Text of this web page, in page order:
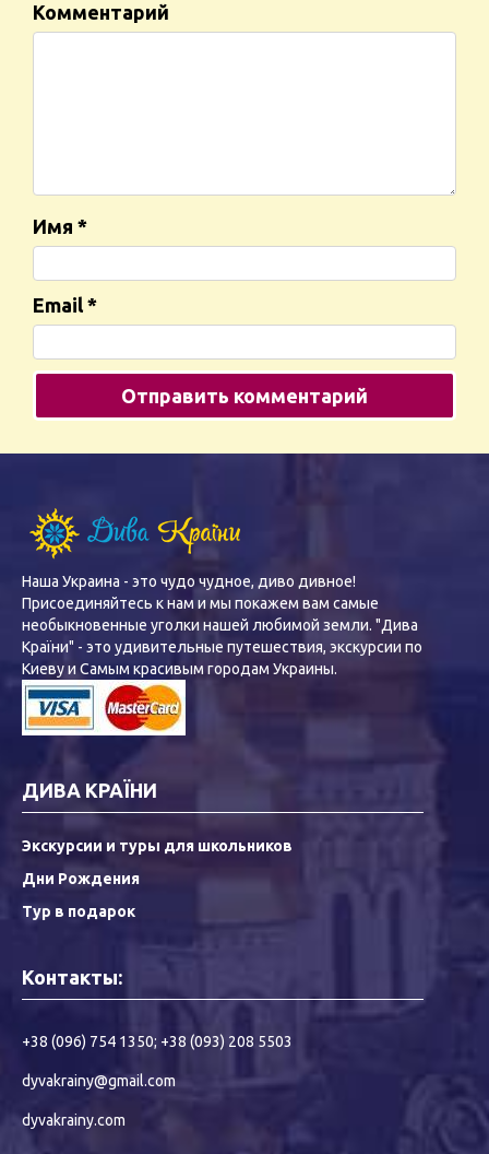
Комментарий
Имя *
Email *
Наша Украина - это чудо чудное, диво дивное!
Присоединяйтесь к нам и мы покажем вам самые
необыкновенные уголки нашей любимой земли. "Дива
Країни" - это удивительные путешествия, экскурсии по
Киеву и Самым красивым городам Украины.
ДИВА КРАЇНИ
Экскурсии и туры для школьников
Дни Рождения
Тур в подарок
Контакты:
+38 (096) 754 1350; +38 (093) 208 5503
dyvakrainy@gmail.com
dyvakrainy.com